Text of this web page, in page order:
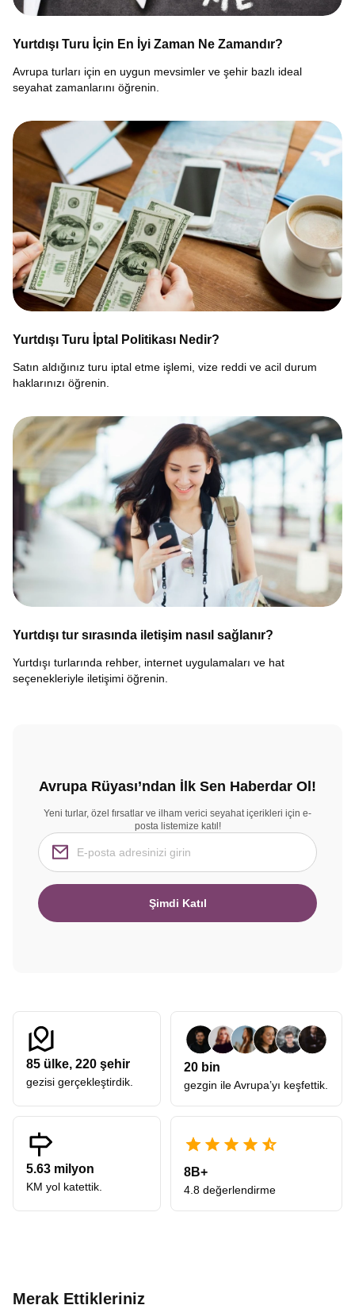
Yurtdışı Turu İçin En İyi Zaman Ne Zamandır?
Avrupa turları için en uygun mevsimler ve şehir bazlı ideal
seyahat zamanlarını öğrenin.
Yurtdışı Turu İptal Politikası Nedir?
Satın aldığınız turu iptal etme işlemi, vize reddi ve acil durum
haklarınızı öğrenin.
Yurtdışı tur sırasında iletişim nasıl sağlanır?
Yurtdışı turlarında rehber, internet uygulamaları ve hat
seçenekleriyle iletişimi öğrenin.
Avrupa Rüyası’ndan İlk Sen Haberdar Ol!
Yeni turlar, özel fırsatlar ve ilham verici seyahat içerikleri için e-
posta listemize katıl!
Şimdi Katıl
85 ülke, 220 şehir
gezisi gerçekleştirdik.
20 bin
gezgin ile Avrupa’yı keşfettik.
5.63 milyon
KM yol katettik.
8B+
4.8 değerlendirme
Merak Ettikleriniz